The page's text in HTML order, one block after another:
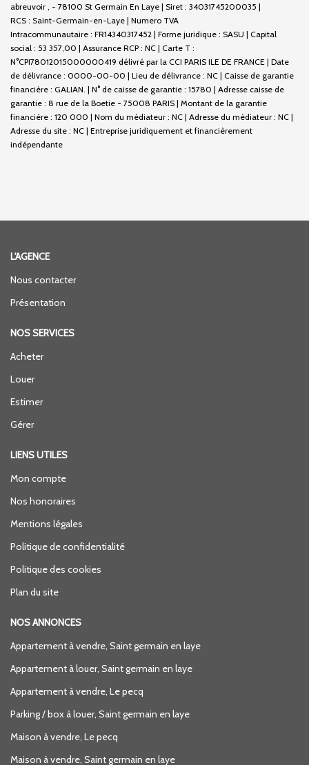
abreuvoir , - 78100 St Germain En Laye | Siret : 34031745200035 |
RCS : Saint-Germain-en-Laye | Numero TVA
Intracommunautaire : FR14340317452 | Forme juridique : SASU | Capital
social : 53 357,00 | Assurance RCP : NC | Carte T :
N°CPI78012015000000419 délivré par la CCI PARIS ILE DE FRANCE | Date
de délivrance : 0000-00-00 | Lieu de délivrance : NC | Caisse de garantie
financière : GALIAN. | N° de caisse de garantie : 15780 | Adresse caisse de
garantie : 8 rue de la Boetie - 75008 PARIS | Montant de la garantie
financière : 120 000 | Nom du médiateur : NC | Adresse du médiateur : NC |
Adresse du site : NC | Entreprise juridiquement et financièrement
indépendante
L'AGENCE
Nous contacter
Présentation
NOS SERVICES
Acheter
Louer
Estimer
Gérer
LIENS UTILES
Mon compte
Nos honoraires
Mentions légales
Politique de confidentialité
Politique des cookies
Plan du site
NOS ANNONCES
Appartement à vendre, Saint germain en laye
Appartement à louer, Saint germain en laye
Appartement à vendre, Le pecq
Parking / box à louer, Saint germain en laye
Maison à vendre, Le pecq
Maison à vendre, Saint germain en laye